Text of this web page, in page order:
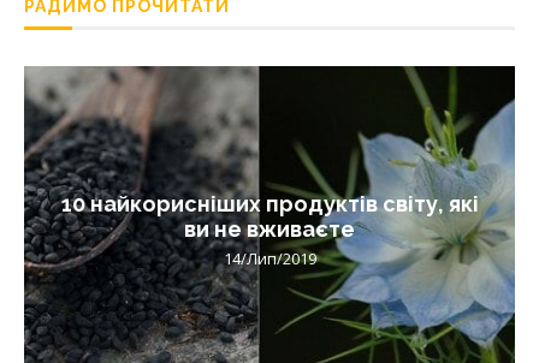
РАДИМО ПРОЧИТАТИ
10 найкорисніших продуктів світу, які
ви не вживаєте
14/Лип/2019